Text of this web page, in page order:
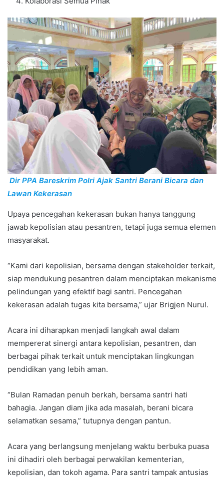
Dir PPA Bareskrim Polri Ajak Santri Berani Bicara dan
Lawan Kekerasan
Upaya pencegahan kekerasan bukan hanya tanggung
jawab kepolisian atau pesantren, tetapi juga semua elemen
masyarakat.
“Kami dari kepolisian, bersama dengan stakeholder terkait,
siap mendukung pesantren dalam menciptakan mekanisme
pelindungan yang efektif bagi santri. Pencegahan
kekerasan adalah tugas kita bersama,” ujar Brigjen Nurul.
Acara ini diharapkan menjadi langkah awal dalam
mempererat sinergi antara kepolisian, pesantren, dan
berbagai pihak terkait untuk menciptakan lingkungan
pendidikan yang lebih aman.
“Bulan Ramadan penuh berkah, bersama santri hati
bahagia. Jangan diam jika ada masalah, berani bicara
selamatkan sesama,” tutupnya dengan pantun.
Acara yang berlangsung menjelang waktu berbuka puasa
ini dihadiri oleh berbagai perwakilan kementerian,
kepolisian, dan tokoh agama. Para santri tampak antusias